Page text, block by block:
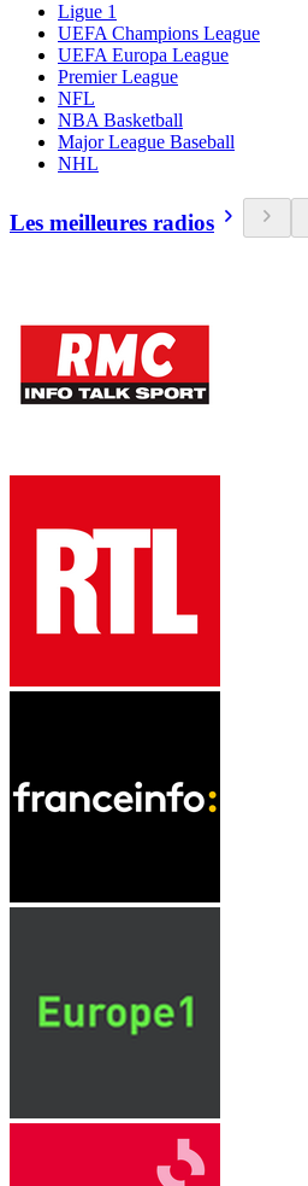
Ligue 1
UEFA Champions League
UEFA Europa League
Premier League
NFL
NBA Basketball
Major League Baseball
NHL
Les meilleures radios